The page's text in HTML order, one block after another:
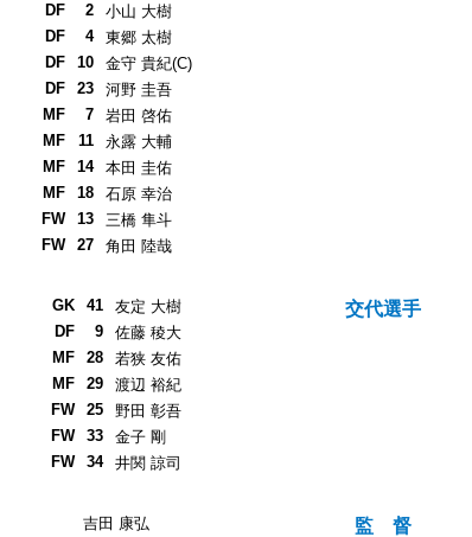
DF
2
小山 大樹
DF
4
東郷 太樹
DF
10
金守 貴紀(C)
DF
23
河野 圭吾
MF
7
岩田 啓佑
MF
11
永露 大輔
MF
14
本田 圭佑
MF
18
石原 幸治
FW
13
三橋 隼斗
FW
27 角田 陸哉
交代選手
GK 41
友定 大樹
DF
9
佐藤 稜大
MF
28
若狭 友佑
MF
29
渡辺 裕紀
FW
25
野田 彰吾
FW
33
金子 剛
FW
34 井関 諒司
監 督
吉田 康弘